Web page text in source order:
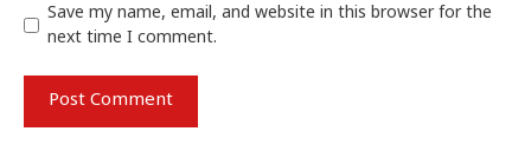
Save my name, email, and website in this browser for the
next time I comment.